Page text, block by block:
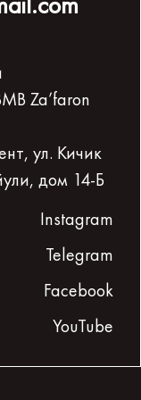
Za’faron
ул. Кичик
дом 14-Б
Instagram
Telegram
Facebook
YouTube